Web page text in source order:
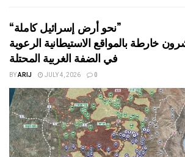
“نحو أرض إسرائيل كاملة”
خارطة بالمواقع الاستيطانية الرعوية
في الضفة الغربية المحتلة
BYARIJ JULY 4, 2026 0